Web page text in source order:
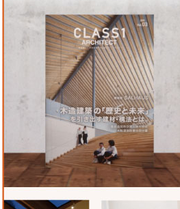
板金屋根とシート防水という2つ
は元旦ビューティ工業さんだけ
のシートがあったのも決め手の
したことの一つは、見た目の納
しまいどのように納めるか苦悩
い、ケラバを隠す役物を取り付
ダンツキルーフ182・元旦スチー
屋根とバタフライ屋根を組み合
と思います。